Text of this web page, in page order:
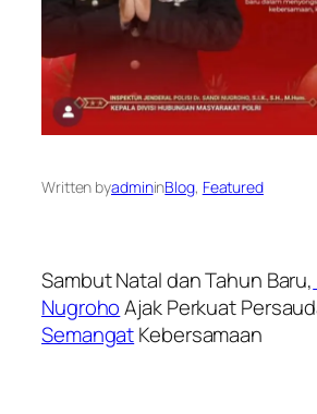
Written byadmininBlog, Featured
Sambut Natal dan Tahun Baru,
NugrohoAjak Perkuat
SemangatKebersamaan